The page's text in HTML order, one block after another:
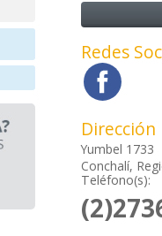
Redes
Dirección
Yumbel 1733
Conchalí,
Teléfono(s):